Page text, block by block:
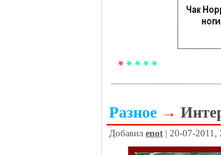
Разное →
Добавил enot | 20-07-